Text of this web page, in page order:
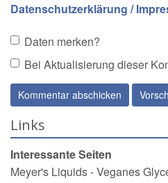
Datenschutzerklärung /
Daten merken?
Bei Aktualisierung dieser
Links
Interessante Seiten
Meyer's Liquids - Veganes